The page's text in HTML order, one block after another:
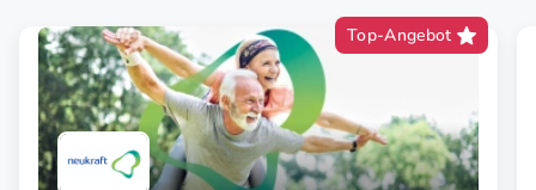
Top-Angebot